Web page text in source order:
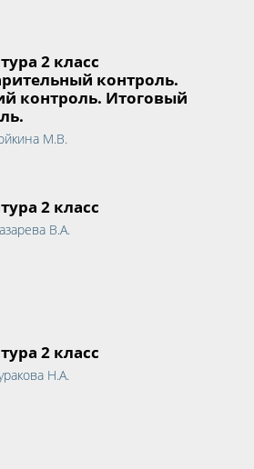
2 класс
контроль.
контроль. Итоговый
М.В.
2 класс
В.А.
2 класс
Н.А.